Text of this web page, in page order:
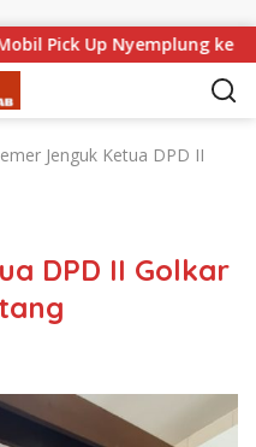
Up Nyemplung ke Laut di
Jenguk Ketua DPD II
DPD II Golkar